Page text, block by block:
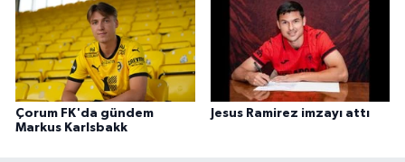
Çorum FK'da gündem
Markus Karlsbakk
Jesus Ramirez imzayı attı